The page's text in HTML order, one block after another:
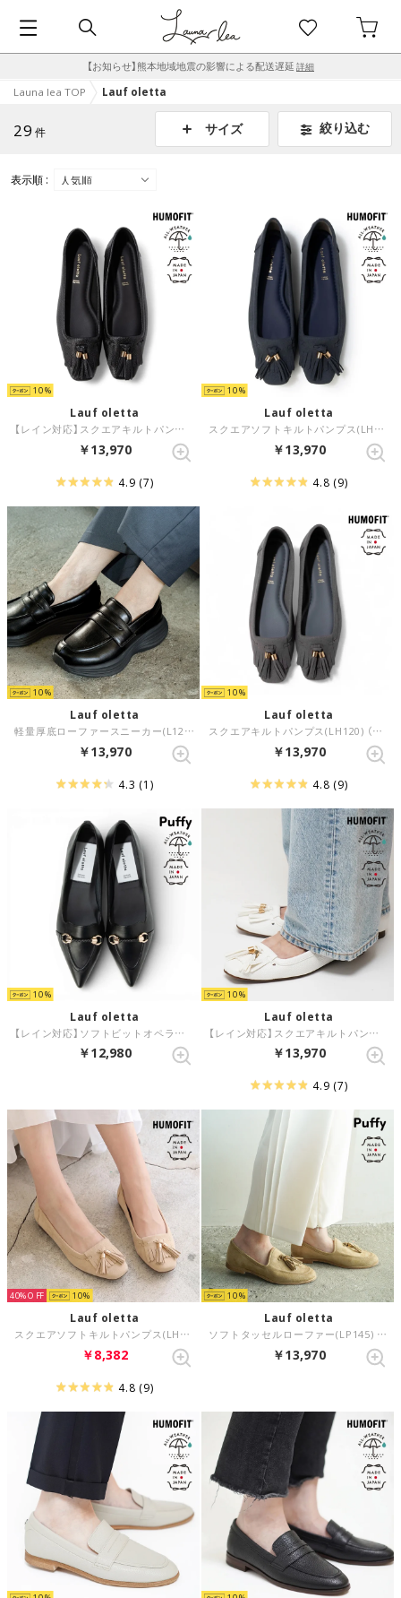
【お知らせ】熊本地域地震の影響による配送遅延 詳細
Launa lea TOP Lauf oletta
29 件 サイズ 絞り込む
表示順 :
10
Lauf oletta
【レイン対応】スクエアキルトパンプス(LRH120) （BLACK）
￥13,970
4.9 (7)
10
Lauf oletta
スクエアソフトキルトパンプス(LH120) （NAVY-S）
￥13,970
4.8 (9)
10
Lauf oletta
軽量厚底ローファースニーカー(L129) （BLACK）
￥13,970
4.3 (1)
10
Lauf oletta
スクエアキルトパンプス(LH120) （GRAY-S）
￥13,970
4.8 (9)
10
Lauf oletta
【レイン対応】ソフトビットオペラパンプス(LRP146) （BLACK）
￥12,980
10
Lauf oletta
【レイン対応】スクエアキルトパンプス(LRH120) （WHITE）
￥13,970
4.9 (7)
40% 10
Lauf oletta
スクエアソフトキルトパンプス(LH120) （BEIGE-S）
￥8,382
4.8 (9)
10
Lauf oletta
ソフトタッセルローファー(LP145) （BEIGE-S）
￥13,970